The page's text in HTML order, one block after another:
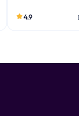
4.9